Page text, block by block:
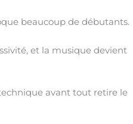
beaucoup de débutants.
et la musique devient
avant tout retire le